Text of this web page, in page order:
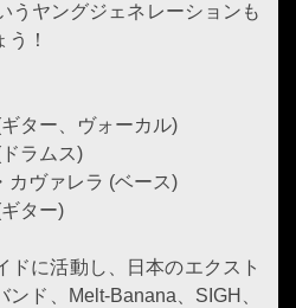
うヤングジェネレーションも
！
ター、ヴォーカル)
ラムス)
カヴァレラ (ベース)
ター)
ドに活動し、日本のエクスト
ンド、Melt-Banana、SIGH、